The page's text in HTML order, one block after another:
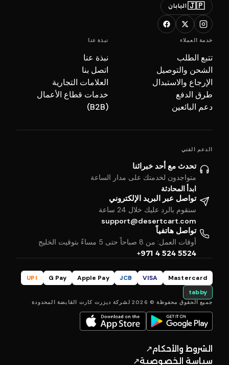
🇯🇵 اليابان
خدمة العملاء
تتبع الطلب
الشحن والتوصيل
الإرجاع والاستبدال
طرق الدفع
دعم البائعين
نبذة عنا
نبذة عنا
اتصل بنا
العلامات التجارية
خدمات قطاع الأعمال
(B2B)
الدعم الفني
تحدث مع أحد خبرائنا
متواجدون لخدمتك على مدار الساعة
ابدأ المحادثة
تواصل عبر البريد الإلكتروني
سنقوم بالرد عليك خلال 24 ساعة
support@desertcart.com
تواصل هاتفياً
أوقات العمل: من 8 صباحاً حتى 5 مساءً بتوقيت الخليج
+971 4 524 5524
Mastercard
VISA
JCB
Apple Pay
G Pay
UPI
tabby
جميع الحقوق محفوظة © 2026 لشركة ديزرت كارت القابضة المحدودة
الشروط والأحكام↗
سياسة الخصوصية↗